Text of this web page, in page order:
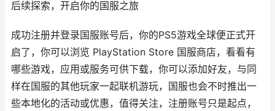
后续探索，开启你的国服之旅
成功注册并登录国服账号后，你的PS5游戏全球便正式开
启了，你可以浏览 PlayStation Store 国服商店，看看有
哪些游戏，应用或服务可供下载，你可以添加好友，与同
样在国服的其他玩家一起联机游玩，国服也会不时推出一
些本地化的活动或优惠，值得关注，注册账号只是起点，